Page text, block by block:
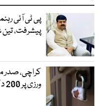
پی ٹی آئی
پیشرفت،
کراچی، صدر
ورزی پر 200 دکانیں سیل